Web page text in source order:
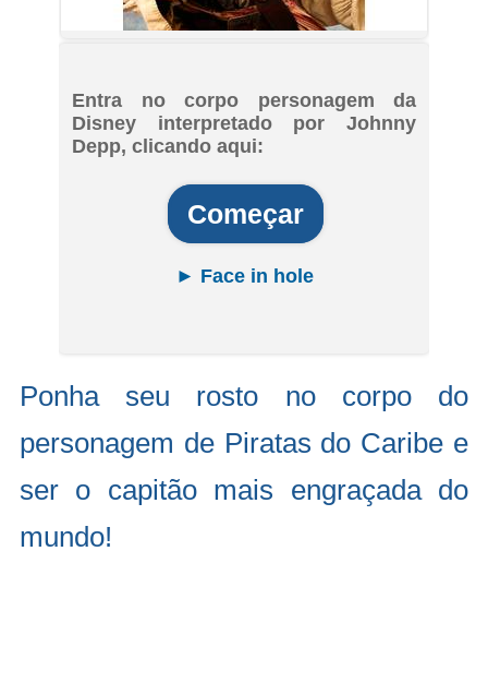
Entra no corpo personagem da
Disney interpretado por Johnny
Depp, clicando aqui:
Começar
► Face in hole
Ponha seu rosto no corpo do
personagem de Piratas do Caribe e
ser o capitão mais engraçada do
mundo!